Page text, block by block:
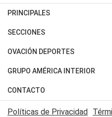
PRINCIPALES
Últimas Noticias
Política
Judiciales
Economia
SECCIONES
Horóscopo
Motores
Trucos caseros
Series y Películas
OVACIÓN DEPORTES
Fútbol
Mundial
Automovilismo
GRUPO AMÉRICA INTERIOR
Canal 7 en Vivo
CONTACTO
Acerca de Nosotros
Políticas de Privacidad